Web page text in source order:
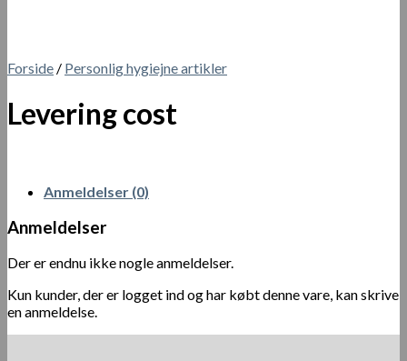
Forside / Personlig hygiejne artikler
Levering cost
Anmeldelser (0)
Anmeldelser
Der er endnu ikke nogle anmeldelser.
Kun kunder, der er logget ind og har købt denne vare, kan skrive
en anmeldelse.